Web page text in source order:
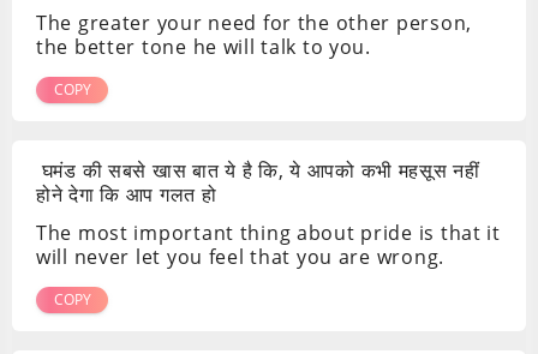
The greater your need for the other person,
the better tone he will talk to you.
COPY
घमंड की सबसे खास बात ये है कि, ये आपको कभी महसूस नहीं
होने देगा कि आप गलत हो
The most important thing about pride is that it
will never let you feel that you are wrong.
COPY